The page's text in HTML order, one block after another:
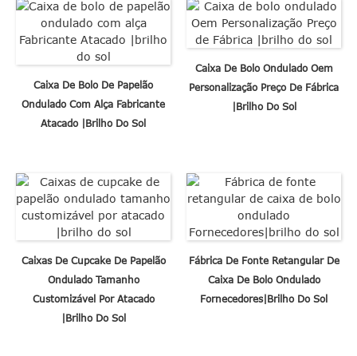
Caixa De Bolo De Papelão
Ondulado Com Alça Fabricante
Atacado |brilho Do Sol
Caixa De Bolo Ondulado Oem
Personalização Preço De Fábrica
|brilho Do Sol
Caixas De Cupcake De Papelão
Ondulado Tamanho
Customizável Por Atacado
|brilho Do Sol
Fábrica De Fonte Retangular De
Caixa De Bolo Ondulado
Fornecedores|brilho Do Sol